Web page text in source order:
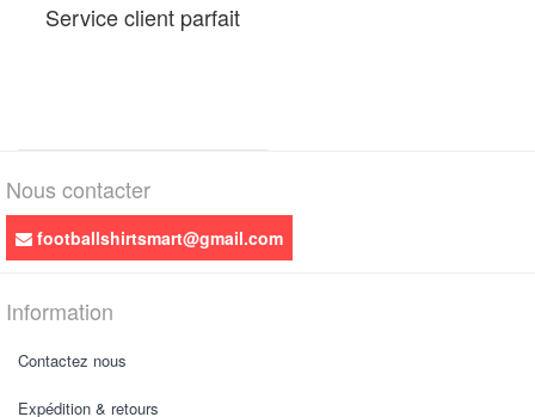
Service client parfait
Nous contacter
footballshirtsmart@gmail.com
Information
Contactez nous
Expédition & retours